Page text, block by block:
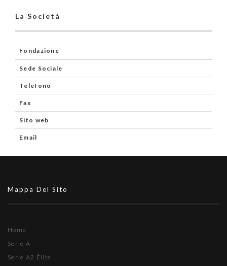
La Società
Fondazione
Sede Sociale
Telefono
Fax
Sito web
Email
Mappa Del Sito
Home
Serie A
Serie A2 Élite